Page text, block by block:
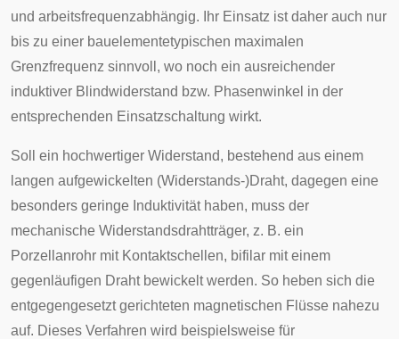
und arbeitsfrequenzabhängig. Ihr Einsatz ist daher auch nur
bis zu einer bauelementetypischen maximalen
Grenzfrequenz sinnvoll, wo noch ein ausreichender
induktiver Blindwiderstand bzw. Phasenwinkel in der
entsprechenden Einsatzschaltung wirkt.
Soll ein hochwertiger Widerstand, bestehend aus einem
langen aufgewickelten (Widerstands-)Draht, dagegen eine
besonders geringe Induktivität haben, muss der
mechanische Widerstandsdrahtträger, z. B. ein
Porzellanrohr mit Kontaktschellen, bifilar mit einem
gegenläufigen Draht bewickelt werden. So heben sich die
entgegengesetzt gerichteten magnetischen Flüsse nahezu
auf. Dieses Verfahren wird beispielsweise für